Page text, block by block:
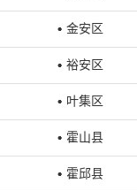
金安区
裕安区
叶集区
霍山县
霍邱县